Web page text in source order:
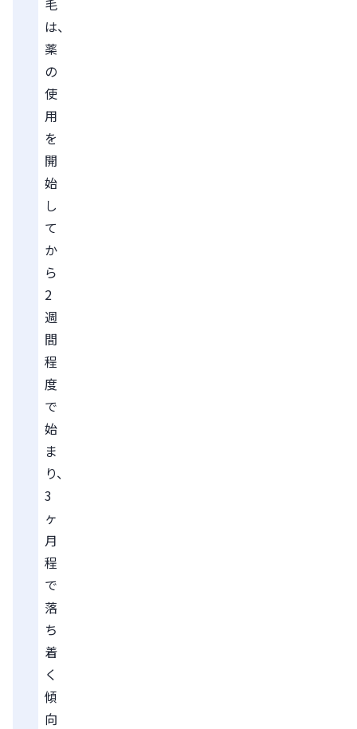
は、
薬
の
使
用
を
開
始
し
て
か
ら
2
週
間
程
度
で
始
ま
り、
3
ヶ
月
程
で
落
ち
着
く
傾
向